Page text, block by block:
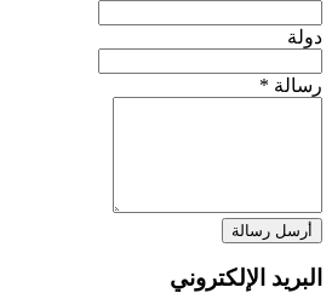
دولة
رسالة *
أرسل رسالة
البريد الإلكتروني